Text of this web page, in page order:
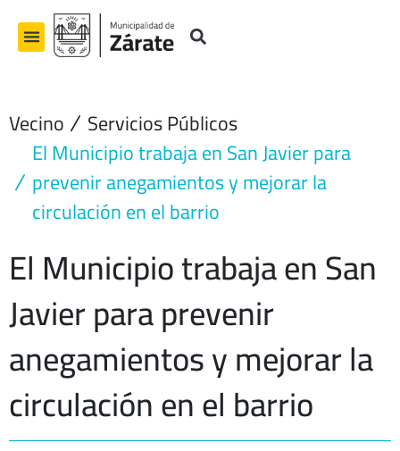
contenido
Vecino Servicios Públicos
El Municipio trabaja en San Javier para
prevenir anegamientos y mejorar la
circulación en el barrio
El Municipio trabaja en San
Javier para prevenir
anegamientos y mejorar la
circulación en el barrio